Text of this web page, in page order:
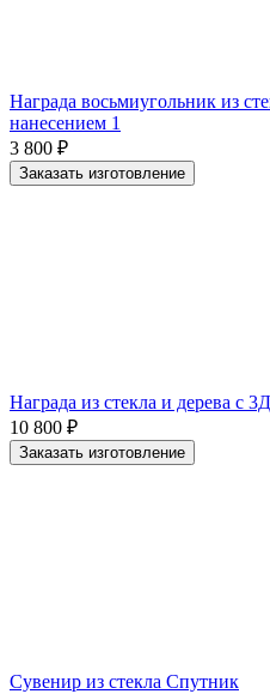
Награда восьмиугольник из
нанесением 1
3 800 ₽
Заказать изготовление
Награда из стекла и дерева с
10 800 ₽
Заказать изготовление
Сувенир из стекла Спутник